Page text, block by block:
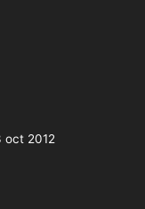
oct 2012